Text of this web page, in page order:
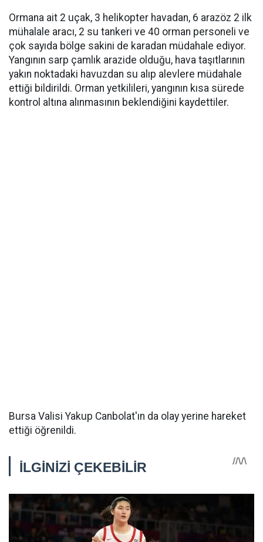
Ormana ait 2 uçak, 3 helikopter havadan, 6 arazöz 2 ilk
mühalale aracı, 2 su tankeri ve 40 orman personeli ve
çok sayıda bölge sakini de karadan müdahale ediyor.
Yangının sarp çamlık arazide olduğu, hava taşıtlarının
yakın noktadaki havuzdan su alıp alevlere müdahale
ettiği bildirildi. Orman yetkilileri, yangının kısa sürede
kontrol altına alınmasının beklendiğini kaydettiler.
Bursa Valisi Yakup Canbolat'ın da olay yerine hareket
ettiği öğrenildi.